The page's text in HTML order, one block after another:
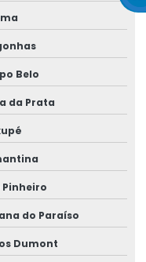
corporativos
de trabalho
no trabalho
Belo
da Prata
do Paraíso
Dumont